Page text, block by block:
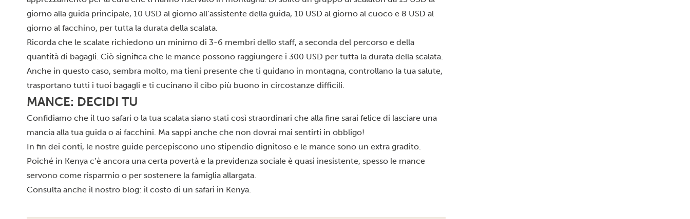
giorno alla guida principale, 10 USD al giorno all’assistente della guida, 10 USD al giorno al cuoco e 8 USD al
giorno al facchino, per tutta la durata della scalata.
Ricorda che le scalate richiedono un minimo di 3-6 membri dello staff, a seconda del percorso e della
quantità di bagagli. Ciò significa che le mance possono raggiungere i 300 USD per tutta la durata della scalata.
Anche in questo caso, sembra molto, ma tieni presente che ti guidano in montagna, controllano la tua salute,
trasportano tutti i tuoi bagagli e ti cucinano il cibo più buono in circostanze difficili.
MANCE: DECIDI TU
Confidiamo che il tuo safari o la tua scalata siano stati così straordinari che alla fine sarai felice di lasciare una
mancia alla tua guida o ai facchini. Ma sappi anche che non dovrai mai sentirti in obbligo!
In fin dei conti, le nostre guide percepiscono uno stipendio dignitoso e le mance sono un extra gradito.
Poiché in Kenya c’è ancora una certa povertà e la previdenza sociale è quasi inesistente, spesso le mance
servono come risparmio o per sostenere la famiglia allargata.
Consulta anche il nostro blog: il costo di un safari in Kenya.